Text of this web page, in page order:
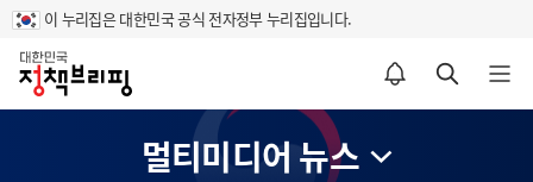
이 누리집은 대한민국 공식 전자정부 누리집입니다.
홈
알림설정 바로가기 검색 바로가기 메뉴 열기
멀티미디어 뉴스